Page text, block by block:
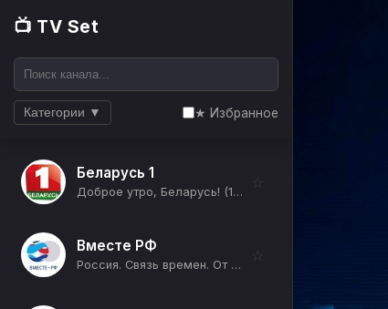
📺 TV Set
Категории ▼ ★ Избранное
Беларусь 1
Доброе утро, Беларусь! (12+)
☆
Вместе РФ
Россия. Связь времен. От царства до республики (Примирение) (12+)
☆